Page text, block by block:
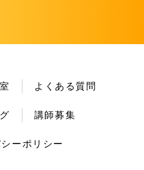
よくある質問
講師募集
ーポリシー